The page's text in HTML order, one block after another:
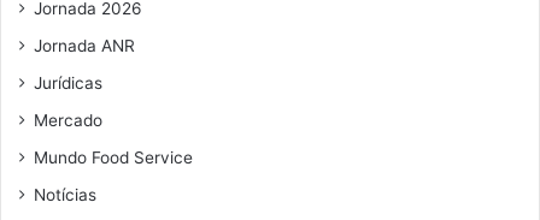
Jornada 2026
Jornada ANR
Jurídicas
Mercado
Mundo Food Service
Notícias